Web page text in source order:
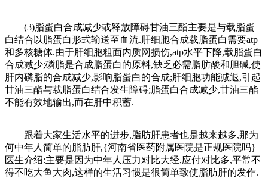
(3)脂蛋白合成减少或释放障碍甘油三酯主要是与载脂蛋
白结合以脂蛋白形式输送至血流.肝细胞合成载脂蛋白需要atp
和多核糖体.由于肝细胞粗面内质网损伤,atp水平下降,载脂蛋白
合成减少;磷脂是合成脂蛋白的原料,缺乏必需脂肪酸和胆碱,使
肝内磷脂的合成减少,影响脂蛋白的合成;肝细胞功能减退,引起
甘油三酯与载脂蛋白结合发生障碍;脂蛋白合成减少,甘油三酯
不能有效地输出,而在肝中积蓄.
跟着大家生活水平的进步,脂肪肝患者也是越来越多,那为
何中年人简单的脂肪肝,{河南省医药附属医院是正规医院吗}
医生介绍:主要是因为中年人压力对比大经,应付对比多,平常不
得不吃大鱼大肉,这样的生活习惯是很简单致使脂肪肝的发作.